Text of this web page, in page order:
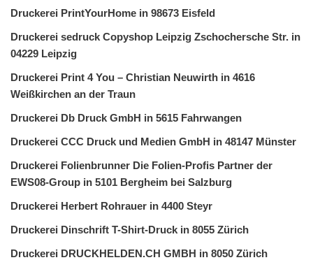
Druckerei PrintYourHome in 98673 Eisfeld
Druckerei sedruck Copyshop Leipzig Zschochersche Str. in
04229 Leipzig
Druckerei Print 4 You – Christian Neuwirth in 4616
Weißkirchen an der Traun
Druckerei Db Druck GmbH in 5615 Fahrwangen
Druckerei CCC Druck und Medien GmbH in 48147 Münster
Druckerei Folienbrunner Die Folien-Profis Partner der
EWS08-Group in 5101 Bergheim bei Salzburg
Druckerei Herbert Rohrauer in 4400 Steyr
Druckerei Dinschrift T-Shirt-Druck in 8055 Zürich
Druckerei DRUCKHELDEN.CH GMBH in 8050 Zürich